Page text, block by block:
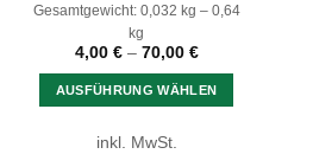
Gesamtgewicht: 0,032 kg – 0,64
kg
4,00 €– 70,00 €
AUSFÜHRUNG WÄHLEN
Produkt
inkl. MwSt.